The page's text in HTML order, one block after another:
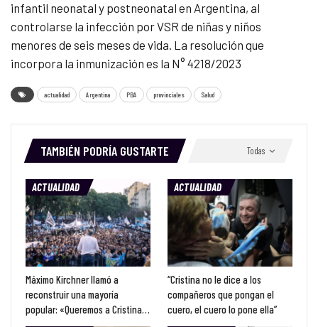
infantil neonatal y postneonatal en Argentina, al
controlarse la infección por VSR de niñas y niños
menores de seis meses de vida. La resolución que
incorpora la inmunización es la N° 4218/2023
actualidad Argentina PBA provinciales Salud
Todas
TAMBIÉN PODRÍA GUSTARTE
ACTUALIDAD
Máximo Kirchner llamó a
reconstruir una mayoría
popular: «Queremos a Cristina…
ACTUALIDAD
“Cristina no le dice a los
compañeros que pongan el
cuero, el cuero lo pone ella”